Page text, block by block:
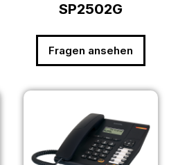
SP2502G
Fragen ansehen